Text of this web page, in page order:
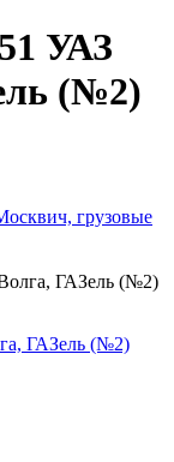
УАЗ
(№2)
грузовые
ГАЗель (№2)